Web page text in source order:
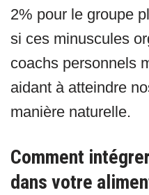
2% pour le groupe
si ces minuscules
coachs personnels
aidant à atteindre
manière naturelle.
Comment
dans votre